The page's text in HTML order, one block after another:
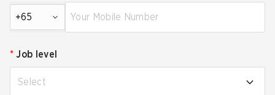
+65
* Job level
Select